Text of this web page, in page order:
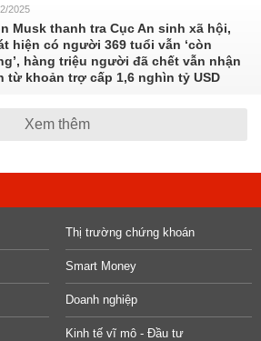
2025
Musk thanh tra Cục An sinh xã hội,
hiện có người 369 tuổi vẫn ‘còn
hàng triệu người đã chết vẫn nhận
từ khoản trợ cấp 1,6 nghìn tỷ USD
Xem thêm
Thị trường chứng khoán
Smart Money
Doanh nghiệp
Kinh tế vĩ mô - Đầu tư